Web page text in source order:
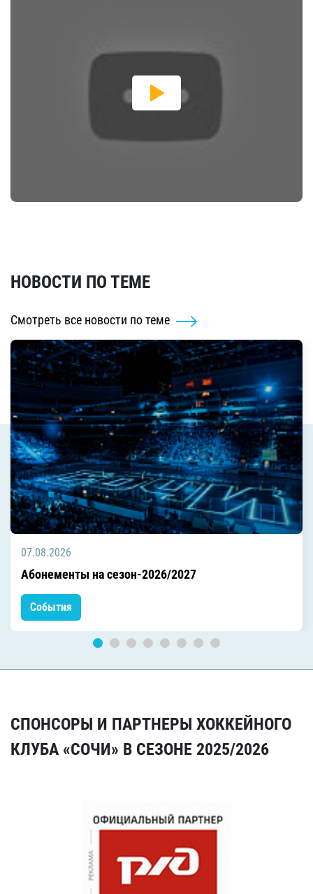
НОВОСТИ ПО ТЕМЕ
Смотреть все новости по теме
07.08.2026
Абонементы на сезон-2026/2027
События
СПОНСОРЫ И ПАРТНЕРЫ ХОККЕЙНОГО
КЛУБА «СОЧИ» В СЕЗОНЕ 2025/2026